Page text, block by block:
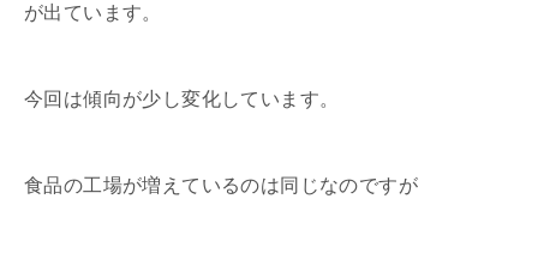
が出ています。
今回は傾向が少し変化しています。
食品の工場が増えているのは同じなのですが